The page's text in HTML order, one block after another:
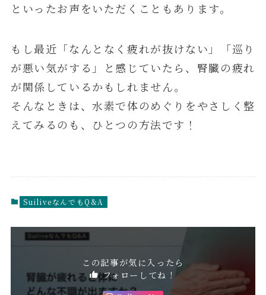
といったお声をいただくこともあります。
もし最近「なんとなく疲れが抜けない」「巡り
が悪い気がする」と感じていたら、腎臓の疲れ
が関係しているかもしれません。
そんなときは、水素で体のめぐりをやさしく整
えてみるのも、ひとつの方法です！
SuiliveなんでもQ&A
この記事が気に入ったら
フォローしてね！